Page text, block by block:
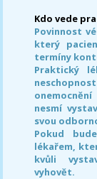
Kdo vede
Povinnost
který
termíny
Praktický
nesmí
svou
Pokud
lékařem,
kvůli
vyhovět.